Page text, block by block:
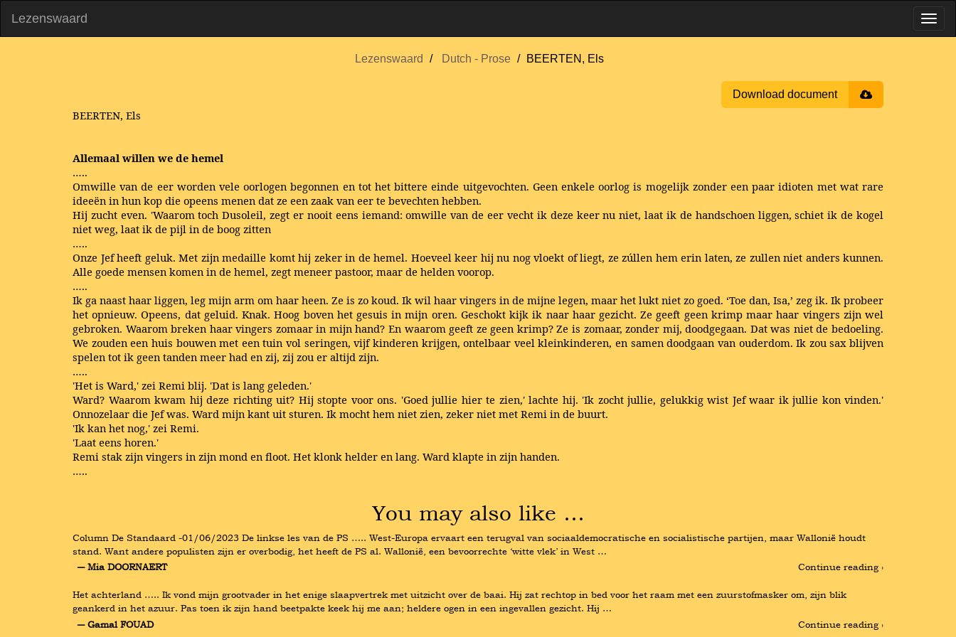
Lezenswaard
Lezenswaard Dutch - Prose BEERTEN, Els
Download document
BEERTEN, Els
Allemaal willen we de hemel
…..
Omwille van de eer worden vele oorlogen begonnen en tot het bittere einde uitgevochten. Geen enkele oorlog is mogelijk zonder een paar idioten met wat rare
ideeën in hun kop die opeens menen dat ze een zaak van eer te bevechten hebben.
Hij zucht even. 'Waarom toch Dusoleil, zegt er nooit eens iemand: omwille van de eer vecht ik deze keer nu niet, laat ik de handschoen liggen, schiet ik de kogel
niet weg, laat ik de pijl in de boog zitten
…..
Onze Jef heeft geluk. Met zijn medaille komt hij zeker in de hemel. Hoeveel keer hij nu nog vloekt of liegt, ze zúllen hem erin laten, ze zullen niet anders kunnen.
Alle goede mensen komen in de hemel, zegt meneer pastoor, maar de helden voorop.
…..
Ik ga naast haar liggen, leg mijn arm om haar heen. Ze is zo koud. Ik wil haar vingers in de mijne legen, maar het lukt niet zo goed. ‘Toe dan, Isa,’ zeg ik. Ik probeer
het opnieuw. Opeens, dat geluid. Knak. Hoog boven het gesuis in mijn oren. Geschokt kijk ik naar haar gezicht. Ze geeft geen krimp maar haar vingers zijn wel
gebroken. Waarom breken haar vingers zomaar in mijn hand? En waarom geeft ze geen krimp? Ze is zomaar, zonder mij, doodgegaan. Dat was niet de bedoeling.
We zouden een huis bouwen met een tuin vol seringen, vijf kinderen krijgen, ontelbaar veel kleinkinderen, en samen doodgaan van ouderdom. Ik zou sax blijven
spelen tot ik geen tanden meer had en zij, zij zou er altijd zijn.
…..
'Het is Ward,' zei Remi blij. 'Dat is lang geleden.'
Ward? Waarom kwam hij deze richting uit? Hij stopte voor ons. 'Goed jullie hier te zien,' lachte hij. 'Ik zocht jullie, gelukkig wist Jef waar ik jullie kon vinden.'
Onnozelaar die Jef was. Ward mijn kant uit sturen. Ik mocht hem niet zien, zeker niet met Remi in de buurt.
'Ik kan het nog,' zei Remi.
'Laat eens horen.'
Remi stak zijn vingers in zijn mond en floot. Het klonk helder en lang. Ward klapte in zijn handen.
…..
You may also like …
Column De Standaard -01/06/2023 De linkse les van de PS ….. West-Europa ervaart een terugval van sociaaldemocratische en socialistische partijen, maar Wallonië houdt
stand. Want andere populisten zijn er overbodig, het heeft de PS al. Wallonië, een bevoorrechte ‘witte vlek’ in West …
― Mia DOORNAERT
Continue reading ›
Het achterland ….. Ik vond mijn grootvader in het enige slaapvertrek met uitzicht over de baai. Hij zat rechtop in bed voor het raam met een zuurstofmasker om, zijn blik
geankerd in het azuur. Pas toen ik zijn hand beetpakte keek hij me aan; heldere ogen in een ingevallen gezicht. Hij …
― Gamal FOUAD
Continue reading ›